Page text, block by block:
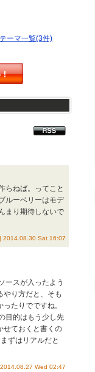
ーマ一覧(3件)
らねば。ってこと
ルーベリーはモデ
まり期待しないで
2014.08.30 Sat 16:07
ースが入ったよう
やり方だと、そも
たりでですね。
目的はもう少し先
せておくと書くの
ずはリアルだと
Wed 02:47